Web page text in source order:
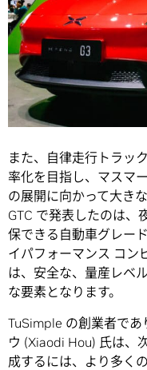
また、自律走行トラッ
率化を目指し、マスマ
の展開に向かって大き
GTC で発表したのは、
保できる自動車グレー
イパフォーマンス コン
は、安全な、量産レベ
な要素となります。
TuSimple の創業者で
ウ (Xiaodi Hou) 氏は、
成するには、より多く